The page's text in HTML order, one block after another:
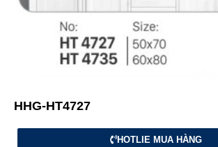
HHG-HT4727
HOTLIE MUA HÀNG